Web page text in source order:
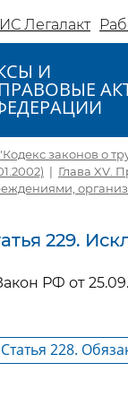
Легалакт
И
"Кодекс законов о
| Глава XV.
229.
РФ от
Статья 228.